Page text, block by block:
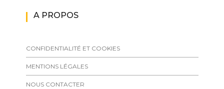
A PROPOS
CONFIDENTIALITÉ ET COOKIES
MENTIONS LÉGALES
NOUS CONTACTER